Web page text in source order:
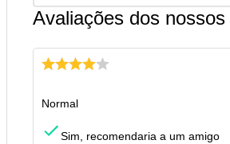
Avaliações dos
Normal
Sim, recomendaria a um amigo